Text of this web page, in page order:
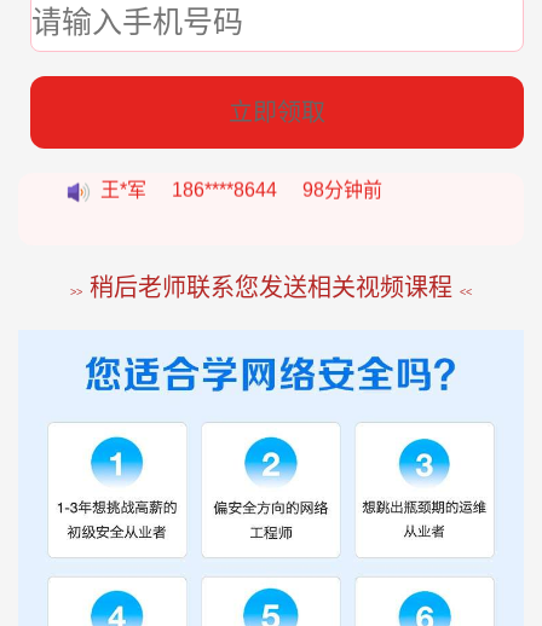
立即领取
188****2207 22分钟前
王*军 98分钟前
>> 稍后老师联系您发送相关视频课程 <<